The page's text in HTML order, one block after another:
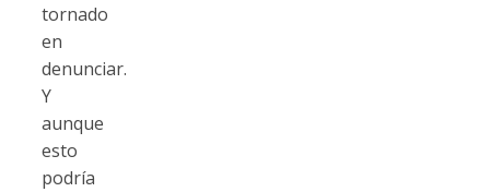
tornado
en
denunciar.
Y
aunque
esto
podría